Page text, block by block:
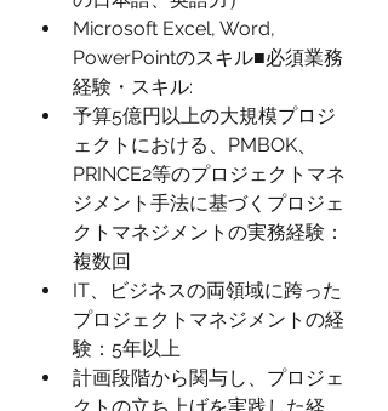
Microsoft Excel, Word,
PowerPointのスキル■必須業務
経験・スキル:
予算5億円以上の大規模プロジ
ェクトにおける、PMBOK、
PRINCE2等のプロジェクトマネ
ジメント手法に基づくプロジェ
クトマネジメントの実務経験：
複数回
IT、ビジネスの両領域に跨った
プロジェクトマネジメントの経
験：5年以上
計画段階から関与し、プロジェ